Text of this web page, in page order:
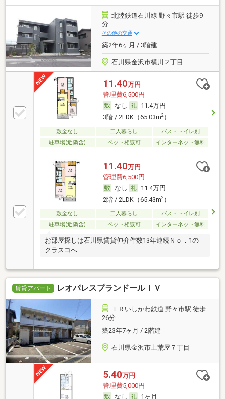
北陸鉄道石川線 野々市駅 徒歩9
分
その他の交通
築2年6ヶ月 / 3階建
石川県金沢市横川２丁目
11.40万円
管理費6,500円
なし
11.4万円
3階 / 2LDK（65.03m2）
敷金なし 二人暮らし
バス・トイレ別
駐車場(近隣含)
ペット相談可 インターネット無料
11.40万円
管理費6,500円
なし
11.4万円
2階 / 2LDK（65.43m2）
敷金なし 二人暮らし
バス・トイレ別
駐車場(近隣含)
ペット相談可 インターネット無料
お部屋探しは石川県賃貸仲介件数13年連続Ｎｏ．1の
クラスコへ
賃貸アパート レオパレスプランドールＩＶ
ＩＲいしかわ鉄道 野々市駅 徒歩
26分
築23年7ヶ月 / 2階建
石川県金沢市上荒屋７丁目
5.40万円
管理費5,000円
なし
1ヶ月